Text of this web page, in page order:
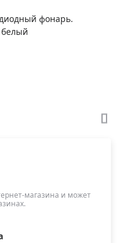
фонарь.
магазина и может